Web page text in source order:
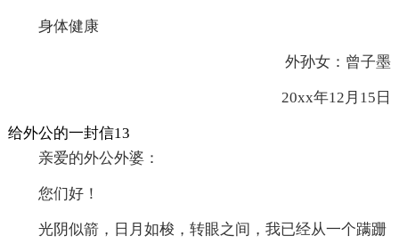
身体健康
外孙女：曾子墨
20xx年12月15日
给外公的一封信13
亲爱的外公外婆：
您们好！
光阴似箭，日月如梭，转眼之间，我已经从一个蹒跚